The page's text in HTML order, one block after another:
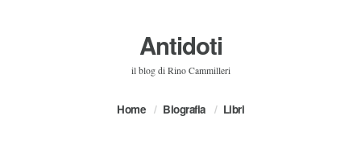
Antidoti
il blog di Rino Cammilleri
Home Biografia Libri